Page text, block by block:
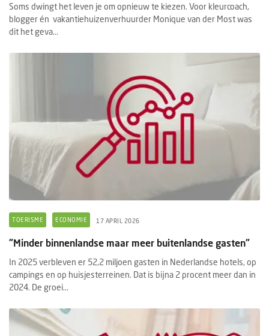
Soms dwingt het leven je om opnieuw te kiezen. Voor kleurcoach,
blogger én vakantiehuizenverhuurder Monique van der Most was
dit het geva...
TOERISME ECONOMIE 17 APRIL 2026
"Minder binnenlandse maar meer buitenlandse gasten"
In 2025 verbleven er 52,2 miljoen gasten in Nederlandse hotels, op
campings en op huisjesterreinen. Dat is bijna 2 procent meer dan in
2024. De groei...